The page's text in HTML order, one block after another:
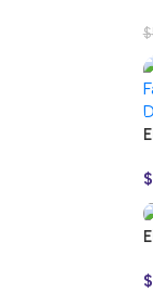
$
$
$